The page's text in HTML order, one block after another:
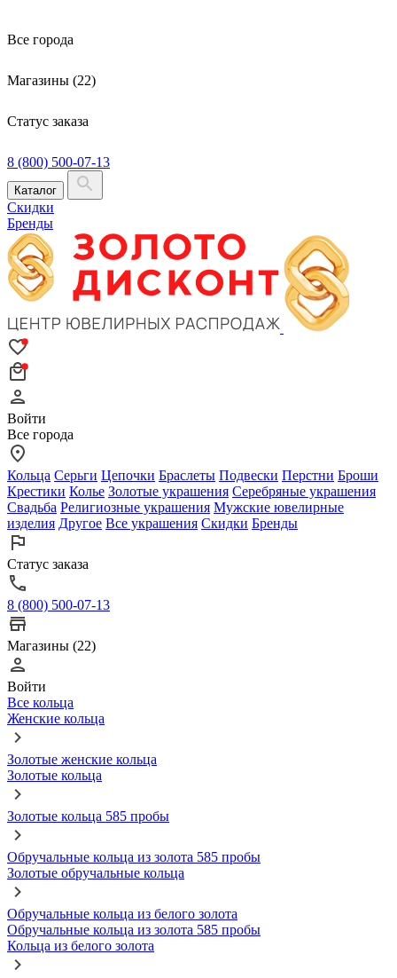
Все города
Магазины (22)
Статус заказа
8 (800) 500-07-13
Каталог
Скидки
Бренды
Войти
Все города
Кольца Серьги Цепочки Браслеты Подвески Перстни Броши
Крестики Колье Золотые украшения Серебряные украшения
Свадьба Религиозные украшения Мужские ювелирные
изделия Другое Все украшения Скидки Бренды
Статус заказа
8 (800) 500-07-13
Магазины (22)
Войти
Все кольца
Женские кольца
Золотые женские кольца
Золотые кольца
Золотые кольца 585 пробы
Обручальные кольца из золота 585 пробы
Золотые обручальные кольца
Обручальные кольца из белого золота
Обручальные кольца из золота 585 пробы
Кольца из белого золота